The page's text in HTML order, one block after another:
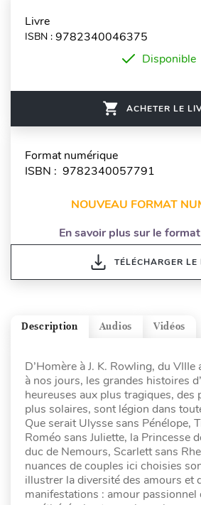
Livre
ISBN : 9782340046375
Disponible
ACHETER LE
Format numérique
ISBN : 9782340057791
NOUVEAU FORMAT
En savoir plus sur le
TÉLÉCHARGER LE
Vidéos
Audios
Description
D’Homère à J. K. Rowling, du
à nos jours, les grandes histoires
heureuses aux plus tragiques, des
plus solaires, sont légion dans
Que serait Ulysse sans Pénélope,
Roméo sans Juliette, la Princesse
duc de Nemours, Scarlett sans
nuances de couples ici choisies
illustrer la diversité des amours et
manifestations : amour